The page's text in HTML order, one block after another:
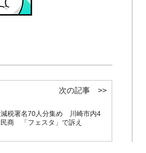
次の記事 >>
減税署名70人分集め 川崎市内4
民商 「フェスタ」で訴え